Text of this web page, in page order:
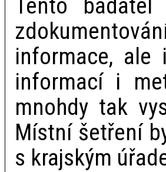
Tento
informace, ale
informací i
mnohdy tak
Místní šetření
s krajským